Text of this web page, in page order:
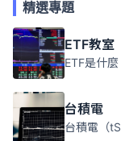
精選專題
ETF教室
台積電